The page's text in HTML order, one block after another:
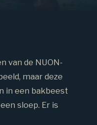
van de NUON-
maar deze
in een bakbeest
sloep. Er is